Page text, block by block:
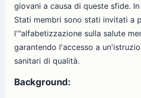
giovani a causa di queste sfide.
Stati membri sono stati invitati a
l'"alfabetizzazione sulla salute
garantendo l'accesso a
sanitari di qualità.
Background: